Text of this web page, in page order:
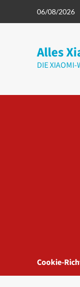
06/08/2026
Alles
DIE XIAOMI-
Cookie-